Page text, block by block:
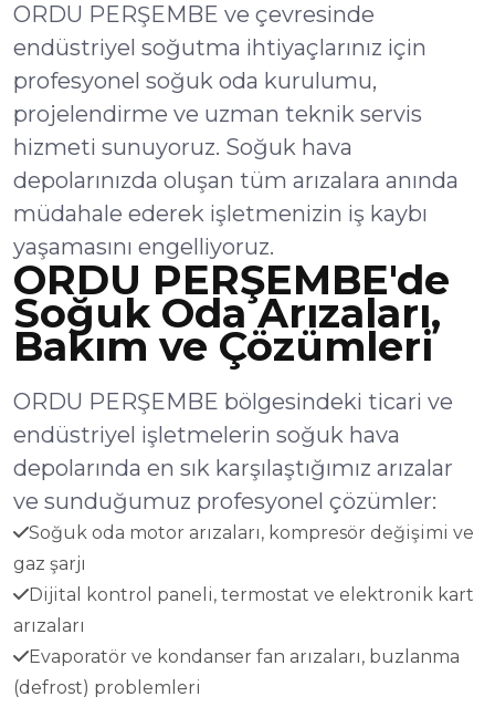
ORDU PERŞEMBE ve çevresinde
endüstriyel soğutma ihtiyaçlarınız için
profesyonel soğuk oda kurulumu,
projelendirme ve uzman teknik servis
hizmeti sunuyoruz. Soğuk hava
depolarınızda oluşan tüm arızalara anında
müdahale ederek işletmenizin iş kaybı
yaşamasını engelliyoruz.
ORDU PERŞEMBE'de
Soğuk Oda Arızaları,
Bakım ve Çözümleri
ORDU PERŞEMBE bölgesindeki ticari ve
endüstriyel işletmelerin soğuk hava
depolarında en sık karşılaştığımız arızalar
ve sunduğumuz profesyonel çözümler:
Soğuk oda motor arızaları, kompresör değişimi ve
gaz şarjı
Dijital kontrol paneli, termostat ve elektronik kart
arızaları
Evaporatör ve kondanser fan arızaları, buzlanma
(defrost) problemleri